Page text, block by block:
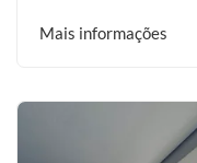
Mais informações